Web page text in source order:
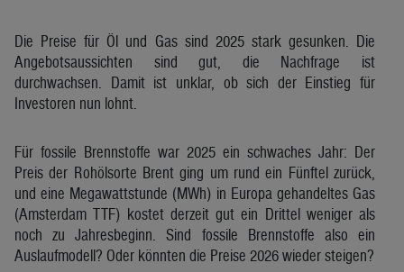
Die Preise für Öl und Gas sind 2025 stark gesunken. Die
Angebotsaussichten sind gut, die Nachfrage ist
durchwachsen. Damit ist unklar, ob sich der Einstieg für
Investoren nun lohnt.
Für fossile Brennstoffe war 2025 ein schwaches Jahr: Der
Preis der Rohölsorte Brent ging um rund ein Fünftel zurück,
und eine Megawattstunde (MWh) in Europa gehandeltes Gas
(Amsterdam TTF) kostet derzeit gut ein Drittel weniger als
noch zu Jahresbeginn. Sind fossile Brennstoffe also ein
Auslaufmodell? Oder könnten die Preise 2026 wieder steigen?